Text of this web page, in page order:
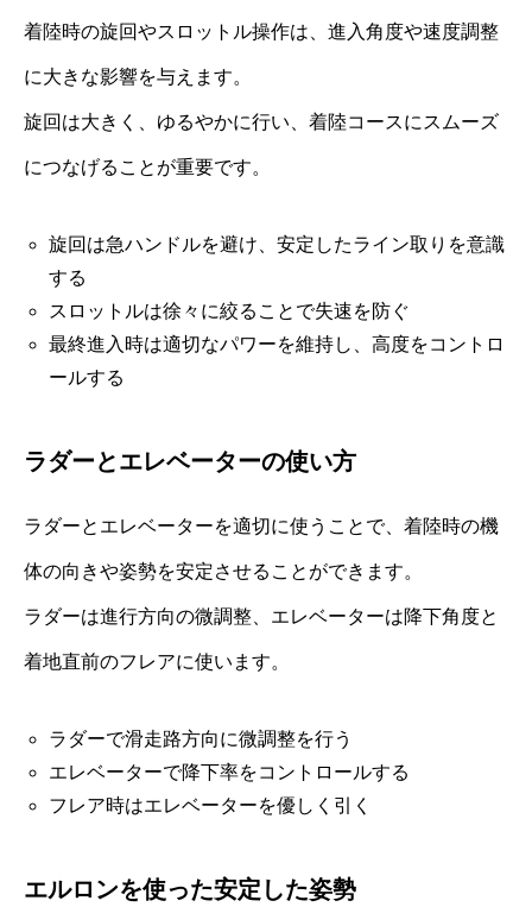
着陸時の旋回やスロットル操作は、進入角度や速度調整
に大きな影響を与えます。
旋回は大きく、ゆるやかに行い、着陸コースにスムーズ
につなげることが重要です。
旋回は急ハンドルを避け、安定したライン取りを意識
する
スロットルは徐々に絞ることで失速を防ぐ
最終進入時は適切なパワーを維持し、高度をコントロ
ールする
ラダーとエレベーターの使い方
ラダーとエレベーターを適切に使うことで、着陸時の機
体の向きや姿勢を安定させることができます。
ラダーは進行方向の微調整、エレベーターは降下角度と
着地直前のフレアに使います。
ラダーで滑走路方向に微調整を行う
エレベーターで降下率をコントロールする
フレア時はエレベーターを優しく引く
エルロンを使った安定した姿勢